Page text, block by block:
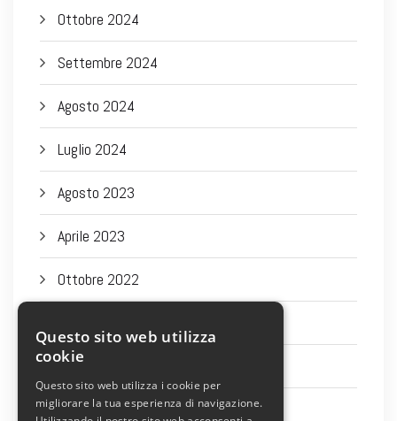
Ottobre 2024
Settembre 2024
Agosto 2024
Luglio 2024
Agosto 2023
Aprile 2023
Ottobre 2022
Agosto 2022
Luglio 2022
Questo sito web utilizza
cookie
Questo sito web utilizza i cookie per
migliorare la tua esperienza di navigazione.